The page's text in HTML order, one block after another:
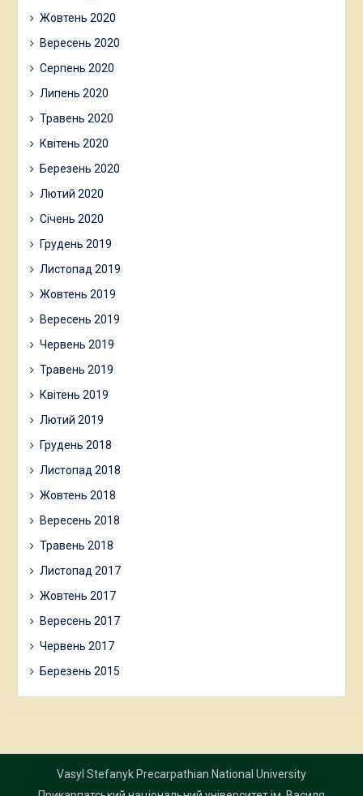
Жовтень 2020
Вересень 2020
Серпень 2020
Липень 2020
Травень 2020
Квітень 2020
Березень 2020
Лютий 2020
Січень 2020
Грудень 2019
Листопад 2019
Жовтень 2019
Вересень 2019
Червень 2019
Травень 2019
Квітень 2019
Лютий 2019
Грудень 2018
Листопад 2018
Жовтень 2018
Вересень 2018
Травень 2018
Листопад 2017
Жовтень 2017
Вересень 2017
Червень 2017
Березень 2015
Vasyl Stefanyk Precarpathian National University